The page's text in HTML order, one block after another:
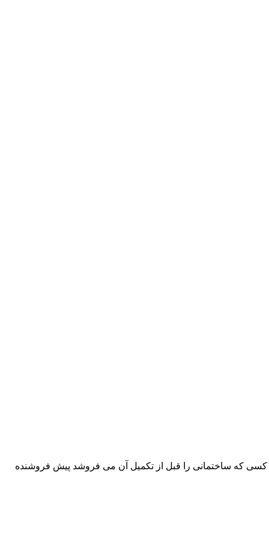
کسی که ساختمانی را قبل از تکمیل آن می فروشد پیش فروشنده